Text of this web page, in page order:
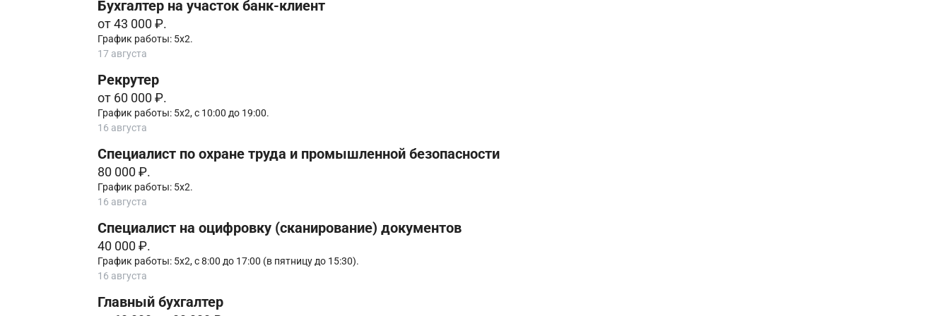
Бухгалтер на участок банк-клиент
от 43 000 ₽.
График работы: 5х2.
17 августа
Рекрутер
от 60 000 ₽.
График работы: 5х2, с 10:00 до 19:00.
16 августа
Специалист по охране труда и промышленной безопасности
80 000 ₽.
График работы: 5х2.
16 августа
Специалист на оцифровку (сканирование) документов
40 000 ₽.
График работы: 5х2, с 8:00 до 17:00 (в пятницу до 15:30).
16 августа
Главный бухгалтер